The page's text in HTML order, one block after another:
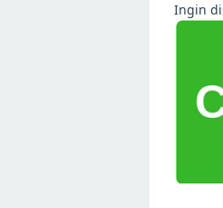
Ingin